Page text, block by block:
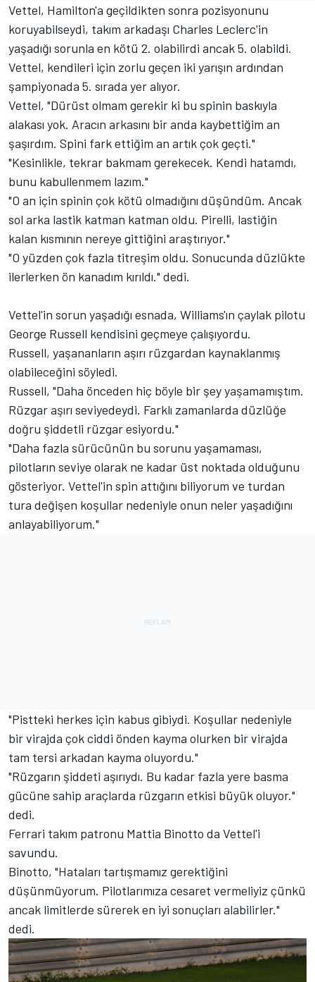
Vettel, Hamilton'a geçildikten sonra pozisyonunu
koruyabilseydi, takım arkadaşı Charles Leclerc'in
yaşadığı sorunla en kötü 2. olabilirdi ancak 5. olabildi.
Vettel, kendileri için zorlu geçen iki yarışın ardından
şampiyonada 5. sırada yer alıyor.
Vettel, "Dürüst olmam gerekir ki bu spinin baskıyla
alakası yok. Aracın arkasını bir anda kaybettiğim an
şaşırdım. Spini fark ettiğim an artık çok geçti."
"Kesinlikle, tekrar bakmam gerekecek. Kendi hatamdı,
bunu kabullenmem lazım."
"O an için spinin çok kötü olmadığını düşündüm. Ancak
sol arka lastik katman katman oldu. Pirelli, lastiğin
kalan kısmının nereye gittiğini araştırıyor."
"O yüzden çok fazla titreşim oldu. Sonucunda düzlükte
ilerlerken ön kanadım kırıldı." dedi.
Vettel'in sorun yaşadığı esnada, Williams'ın çaylak pilotu
George Russell kendisini geçmeye çalışıyordu.
Russell, yaşananların aşırı rüzgardan kaynaklanmış
olabileceğini söyledi.
Russell, "Daha önceden hiç böyle bir şey yaşamamıştım.
Rüzgar aşırı seviyedeydi. Farklı zamanlarda düzlüğe
doğru şiddetli rüzgar esiyordu."
"Daha fazla sürücünün bu sorunu yaşamaması,
pilotların seviye olarak ne kadar üst noktada olduğunu
gösteriyor. Vettel'in spin attığını biliyorum ve turdan
tura değişen koşullar nedeniyle onun neler yaşadığını
anlayabiliyorum."
"Pistteki herkes için kabus gibiydi. Koşullar nedeniyle
bir virajda çok ciddi önden kayma olurken bir virajda
tam tersi arkadan kayma oluyordu."
"Rüzgarın şiddeti aşırıydı. Bu kadar fazla yere basma
gücüne sahip araçlarda rüzgarın etkisi büyük oluyor."
dedi.
Ferrari takım patronu Mattia Binotto da Vettel'i
savundu.
Binotto, "Hataları tartışmamız gerektiğini
düşünmüyorum. Pilotlarımıza cesaret vermeliyiz çünkü
ancak limitlerde sürerek en iyi sonuçları alabilirler."
dedi.